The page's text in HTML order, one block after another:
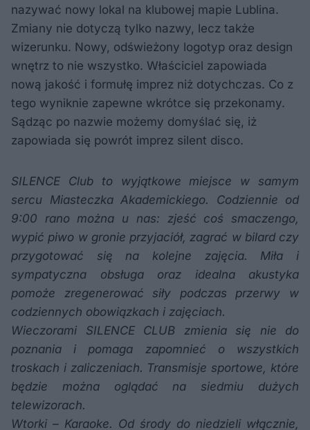
nazywać nowy lokal na klubowej mapie Lublina.
Zmiany nie dotyczą tylko nazwy, lecz także
wizerunku. Nowy, odświeżony logotyp oraz design
wnętrz to nie wszystko. Właściciel zapowiada
nową jakość i formułę imprez niż dotychczas. Co z
tego wyniknie zapewne wkrótce się przekonamy.
Sądząc po nazwie możemy domyślać się, iż
zapowiada się powrót imprez silent disco.
SILENCE Club to wyjątkowe miejsce w samym
sercu Miasteczka Akademickiego. Codziennie od
9:00 rano można u nas: zjeść coś smaczengo,
wypić piwo w gronie przyjaciół, zagrać w bilard czy
przygotować się na kolejne zajęcia. Miła i
sympatyczna obsługa oraz idealna akustyka
pomoże zregenerować siły podczas przerwy w
codziennych obowiązkach i zajęciach.
Wieczorami SILENCE CLUB zmienia się nie do
poznania i pomaga zapomnieć o wszystkich
troskach i zaliczeniach. Transmisje sportowe, które
będzie można oglądać na siedmiu dużych
telewizorach.
Wtorki – Karaoke. Od środy do niedzieli włącznie,